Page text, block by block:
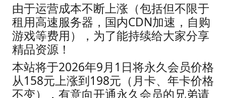
由于运营成本不断上涨（包括但不限于
租用高速服务器，国内CDN加速，自购
游戏等费用），为了能持续给大家分享
精品资源！
本站将于2026年9月1日将永久会员价格
从158元上涨到198元（月卡、年卡价格
不变），有意向开通永久会员的兄弟请